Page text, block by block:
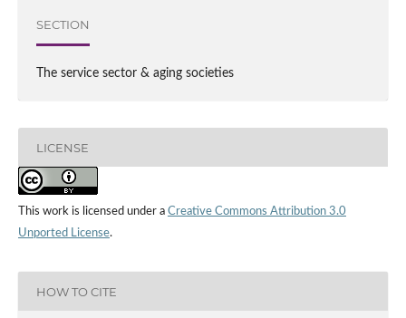
SECTION
The service sector & aging societies
LICENSE
This work is licensed under a Creative Commons Attribution 3.0
Unported License.
HOW TO CITE